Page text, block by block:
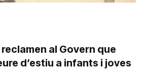
al Govern que
d’estiu a infants i joves